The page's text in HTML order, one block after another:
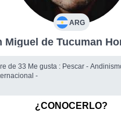
ARG
San
- Andinismo - Pool - Rock -
-
¿CONOCERLO?